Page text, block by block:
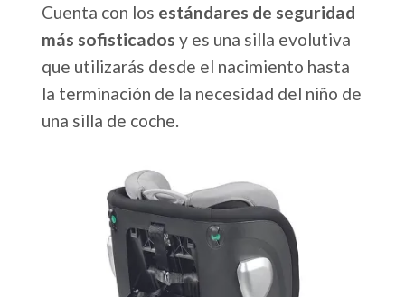
Cuenta con los estándares de seguridad
más sofisticados y es una silla evolutiva
que utilizarás desde el nacimiento hasta
la terminación de la necesidad del niño de
una silla de coche.